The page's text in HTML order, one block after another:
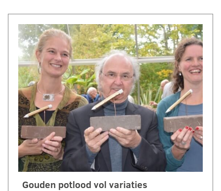
Gouden potlood vol variaties